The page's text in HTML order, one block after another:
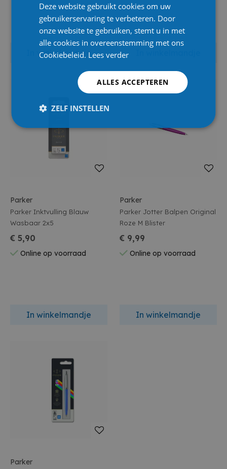
In winkelmandje
Parker
Parker Inktvulling Blauw
Wasbaar 2x5
€ 5,90
Online op voorraad
In winkelmandje
Parker
Parker Jotter Balpen Original
Roze M Blister
€ 9,99
Online op voorraad
In winkelmandje
Parker
Deze website gebruikt cookies om uw
gebruikerservaring te verbeteren. Door
onze website te gebruiken, stemt u in met
alle cookies in overeenstemming met ons
Cookiebeleid. Lees verder
ALLES ACCEPTEREN
ZELF INSTELLEN